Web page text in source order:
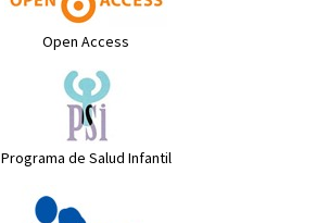
Open Access
Programa de Salud Infantil